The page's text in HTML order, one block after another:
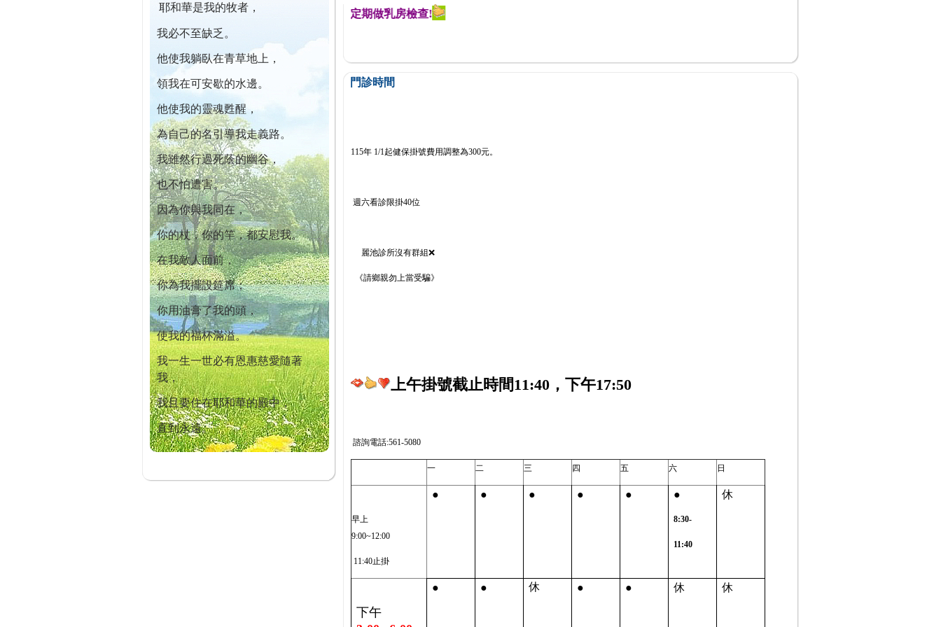
耶和華是我的牧者，
我必不至缺乏。
他使我躺臥在青草地上，
領我在可安歇的水邊。
他使我的靈魂甦醒，
為自己的名引導我走義路。
我雖然行過死蔭的幽谷，
也不怕遭害。
因為你與我同在，
你的杖，你的竿，都安慰我。
在我敵人面前，
你為我擺設筵席；
你用油膏了我的頭，
使我的福杯滿溢。
我一生一世必有恩惠慈愛隨著
我，
我且要住在耶和華的殿中，
直到永遠。
本院自開幕迄今已篩檢出1700位乳癌患者,提醒您定期做乳房檢查!
門診時間
115年 1/1起健保掛號費用調整為300元。
週六看診限掛40位
麗池診所沒有群組❌
《請鄉親勿上當受騙》
上午掛號截止時間11:40，下午17:50
諮詢電話:561-5080
一 二 三 四 五 六 日
早上
9:00~12:00
11:40止掛
● ● ● ● ● ●
8:30-
11:40
休
下午
● ● 休 ● ● 休 休